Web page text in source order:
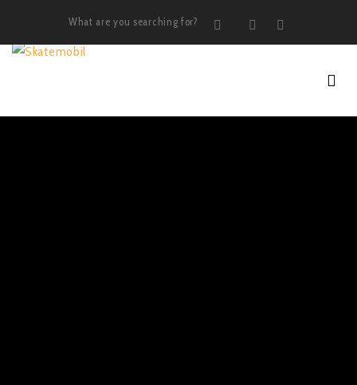
What are you searching for? Search Instagram